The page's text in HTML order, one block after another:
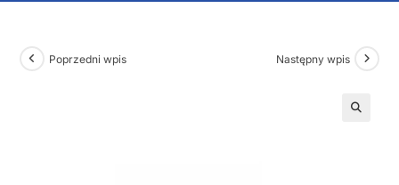
Poprzedni wpis Następny wpis